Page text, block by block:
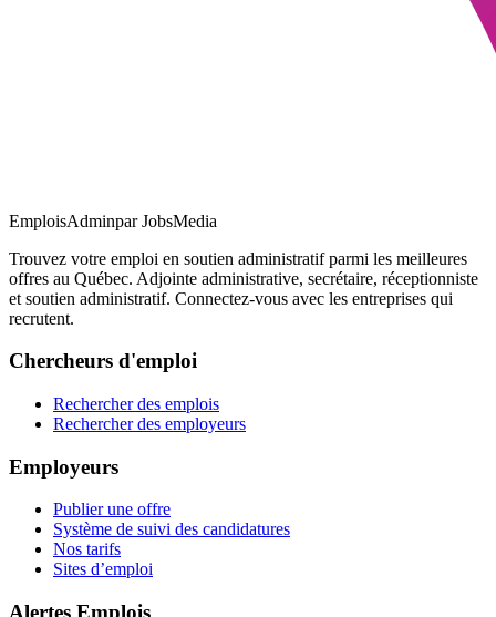
EmploisAdminpar JobsMedia
Trouvez votre emploi en soutien administratif parmi les meilleures
offres au Québec. Adjointe administrative, secrétaire, réceptionniste
et soutien administratif. Connectez-vous avec les entreprises qui
recrutent.
Chercheurs d'emploi
Rechercher des emplois
Rechercher des employeurs
Employeurs
Publier une offre
Système de suivi des candidatures
Nos tarifs
Sites d’emploi
Alertes Emplois